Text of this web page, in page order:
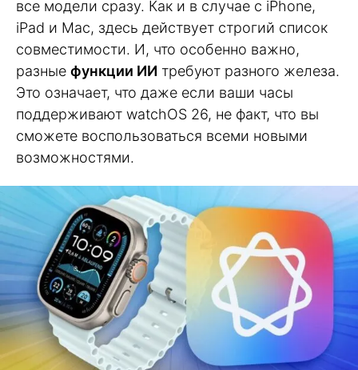
все модели сразу. Как и в случае с iPhone,
iPad и Mac, здесь действует строгий список
совместимости. И, что особенно важно,
разные функции ИИ требуют разного железа.
Это означает, что даже если ваши часы
поддерживают watchOS 26, не факт, что вы
сможете воспользоваться всеми новыми
возможностями.